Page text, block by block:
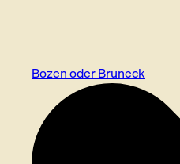
Bozen oder Bruneck